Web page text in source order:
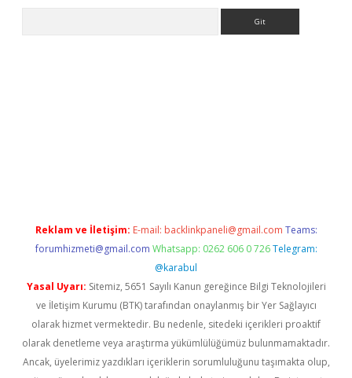
Reklam ve İletişim: E-mail: backlinkpaneli@gmail.com Teams:
forumhizmeti@gmail.com Whatsapp: 0262 606 0 726 Telegram:
@karabul
Yasal Uyarı: Sitemiz, 5651 Sayılı Kanun gereğince Bilgi Teknolojileri
ve İletişim Kurumu (BTK) tarafından onaylanmış bir Yer Sağlayıcı
olarak hizmet vermektedir. Bu nedenle, sitedeki içerikleri proaktif
olarak denetleme veya araştırma yükümlülüğümüz bulunmamaktadır.
Ancak, üyelerimiz yazdıkları içeriklerin sorumluluğunu taşımakta olup,